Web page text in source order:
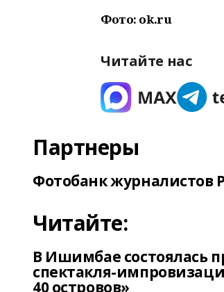
Фото: ok.ru
Читайте нас
Партнеры
Фотобанк журналистов
Читайте:
В Ишимбае состоялась
спектакля-
40 островов»